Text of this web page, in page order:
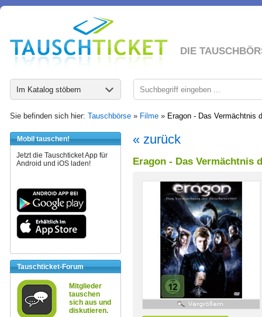
DIE
Im Katalog stöbern
Sie befinden sich hier: Tauschbörse » Filme » Eragon - Das Vermächtnis
Mobil tauschen!
Jetzt die Tauschticket App für
Android und iOS laden!
Tauschticket-Forum
Mitglieder
tauschen
sich aus und
diskutieren.
« zurück
Eragon - Das Vermächtnis